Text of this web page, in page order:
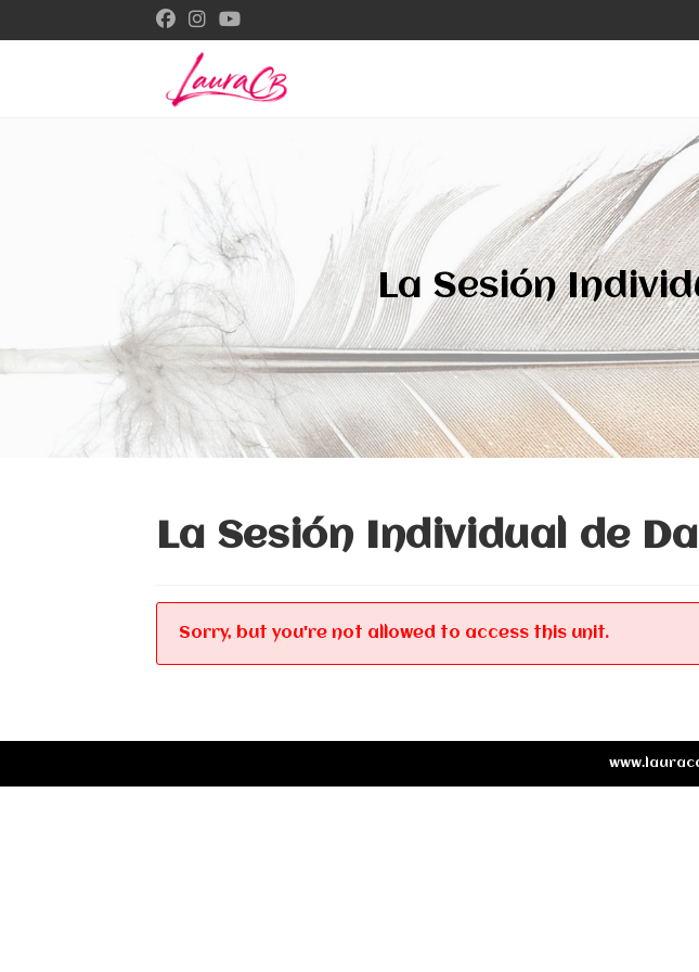
al
La Sesión
La Sesión Individual de
Sorry, but you're not allowed to access this unit.